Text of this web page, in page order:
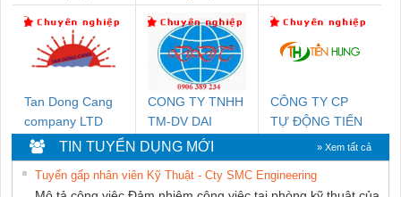
SUPPLY
Tan Dong Cang
company LTD
CONG TY TNHH
TM-DV DAI
DONG THANH
CÔNG TY CP
TỰ ĐỘNG TIẾN
TIN TUYỂN DỤNG MỚI » Xem tất cả
Tuyển gấp nhân viên Kỹ Thuật - Cty SMC Engineering